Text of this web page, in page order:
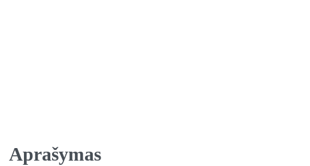
Aprašymas